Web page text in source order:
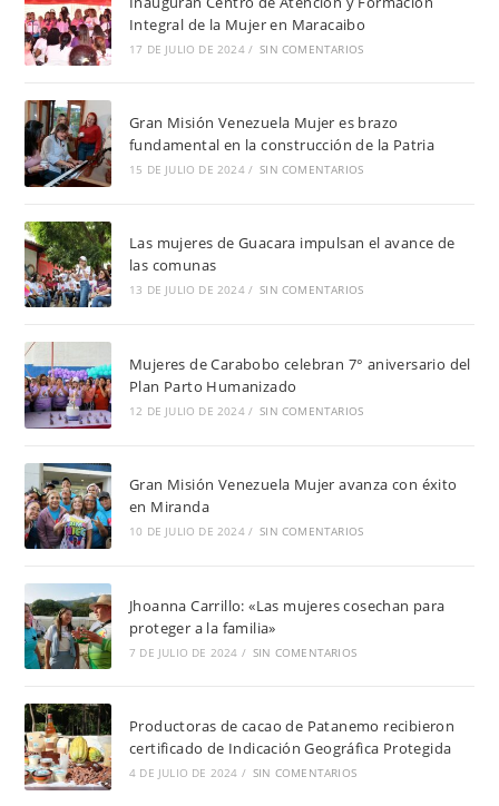
Integral de la Mujer en Maracaibo
17 DE JULIO DE 2024 / SIN COMENTARIOS
Gran Misión Venezuela Mujer es brazo
fundamental en la construcción de la Patria
15 DE JULIO DE 2024 / SIN COMENTARIOS
Las mujeres de Guacara impulsan el avance de
las comunas
13 DE JULIO DE 2024 / SIN COMENTARIOS
Mujeres de Carabobo celebran 7° aniversario del
Plan Parto Humanizado
12 DE JULIO DE 2024 / SIN COMENTARIOS
Gran Misión Venezuela Mujer avanza con éxito
en Miranda
10 DE JULIO DE 2024 / SIN COMENTARIOS
Jhoanna Carrillo: «Las mujeres cosechan para
proteger a la familia»
7 DE JULIO DE 2024 / SIN COMENTARIOS
Productoras de cacao de Patanemo recibieron
certificado de Indicación Geográfica Protegida
4 DE JULIO DE 2024 / SIN COMENTARIOS